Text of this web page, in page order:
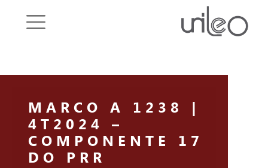
MARCO A 1238 |
4T2024 –
COMPONENTE 17
DO PRR